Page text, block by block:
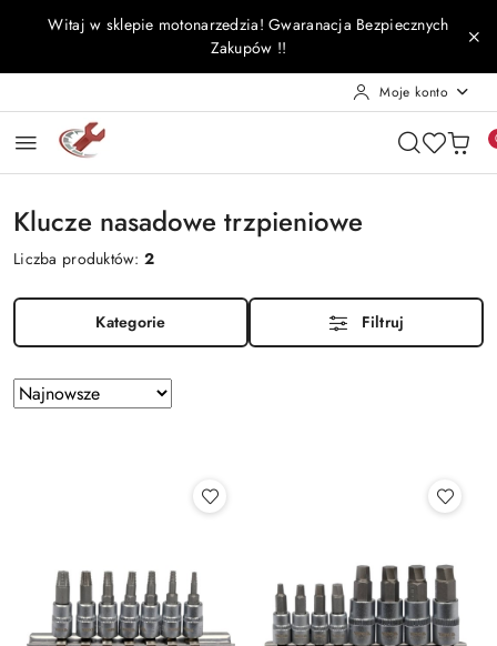
Przejdź do treści głównej
Przejdź do wyszukiwarki
Przejdź do moje konto
Przejdź do menu głównego
Przejdź do stopki
Witaj w sklepie motonarzedzia! Gwaranacja Bezpiecznych
Zakupów !!
Moje konto
Klucze nasadowe trzpieniowe
Liczba produktów:2
Kategorie Filtruj
Zastosowano
sortowanie:
Sortuj
według